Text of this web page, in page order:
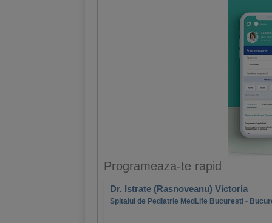
Programeaza-te rapid
Dr. Istrate (Rasnoveanu) Victoria
Spitalul de Pediatrie MedLife Bucuresti -